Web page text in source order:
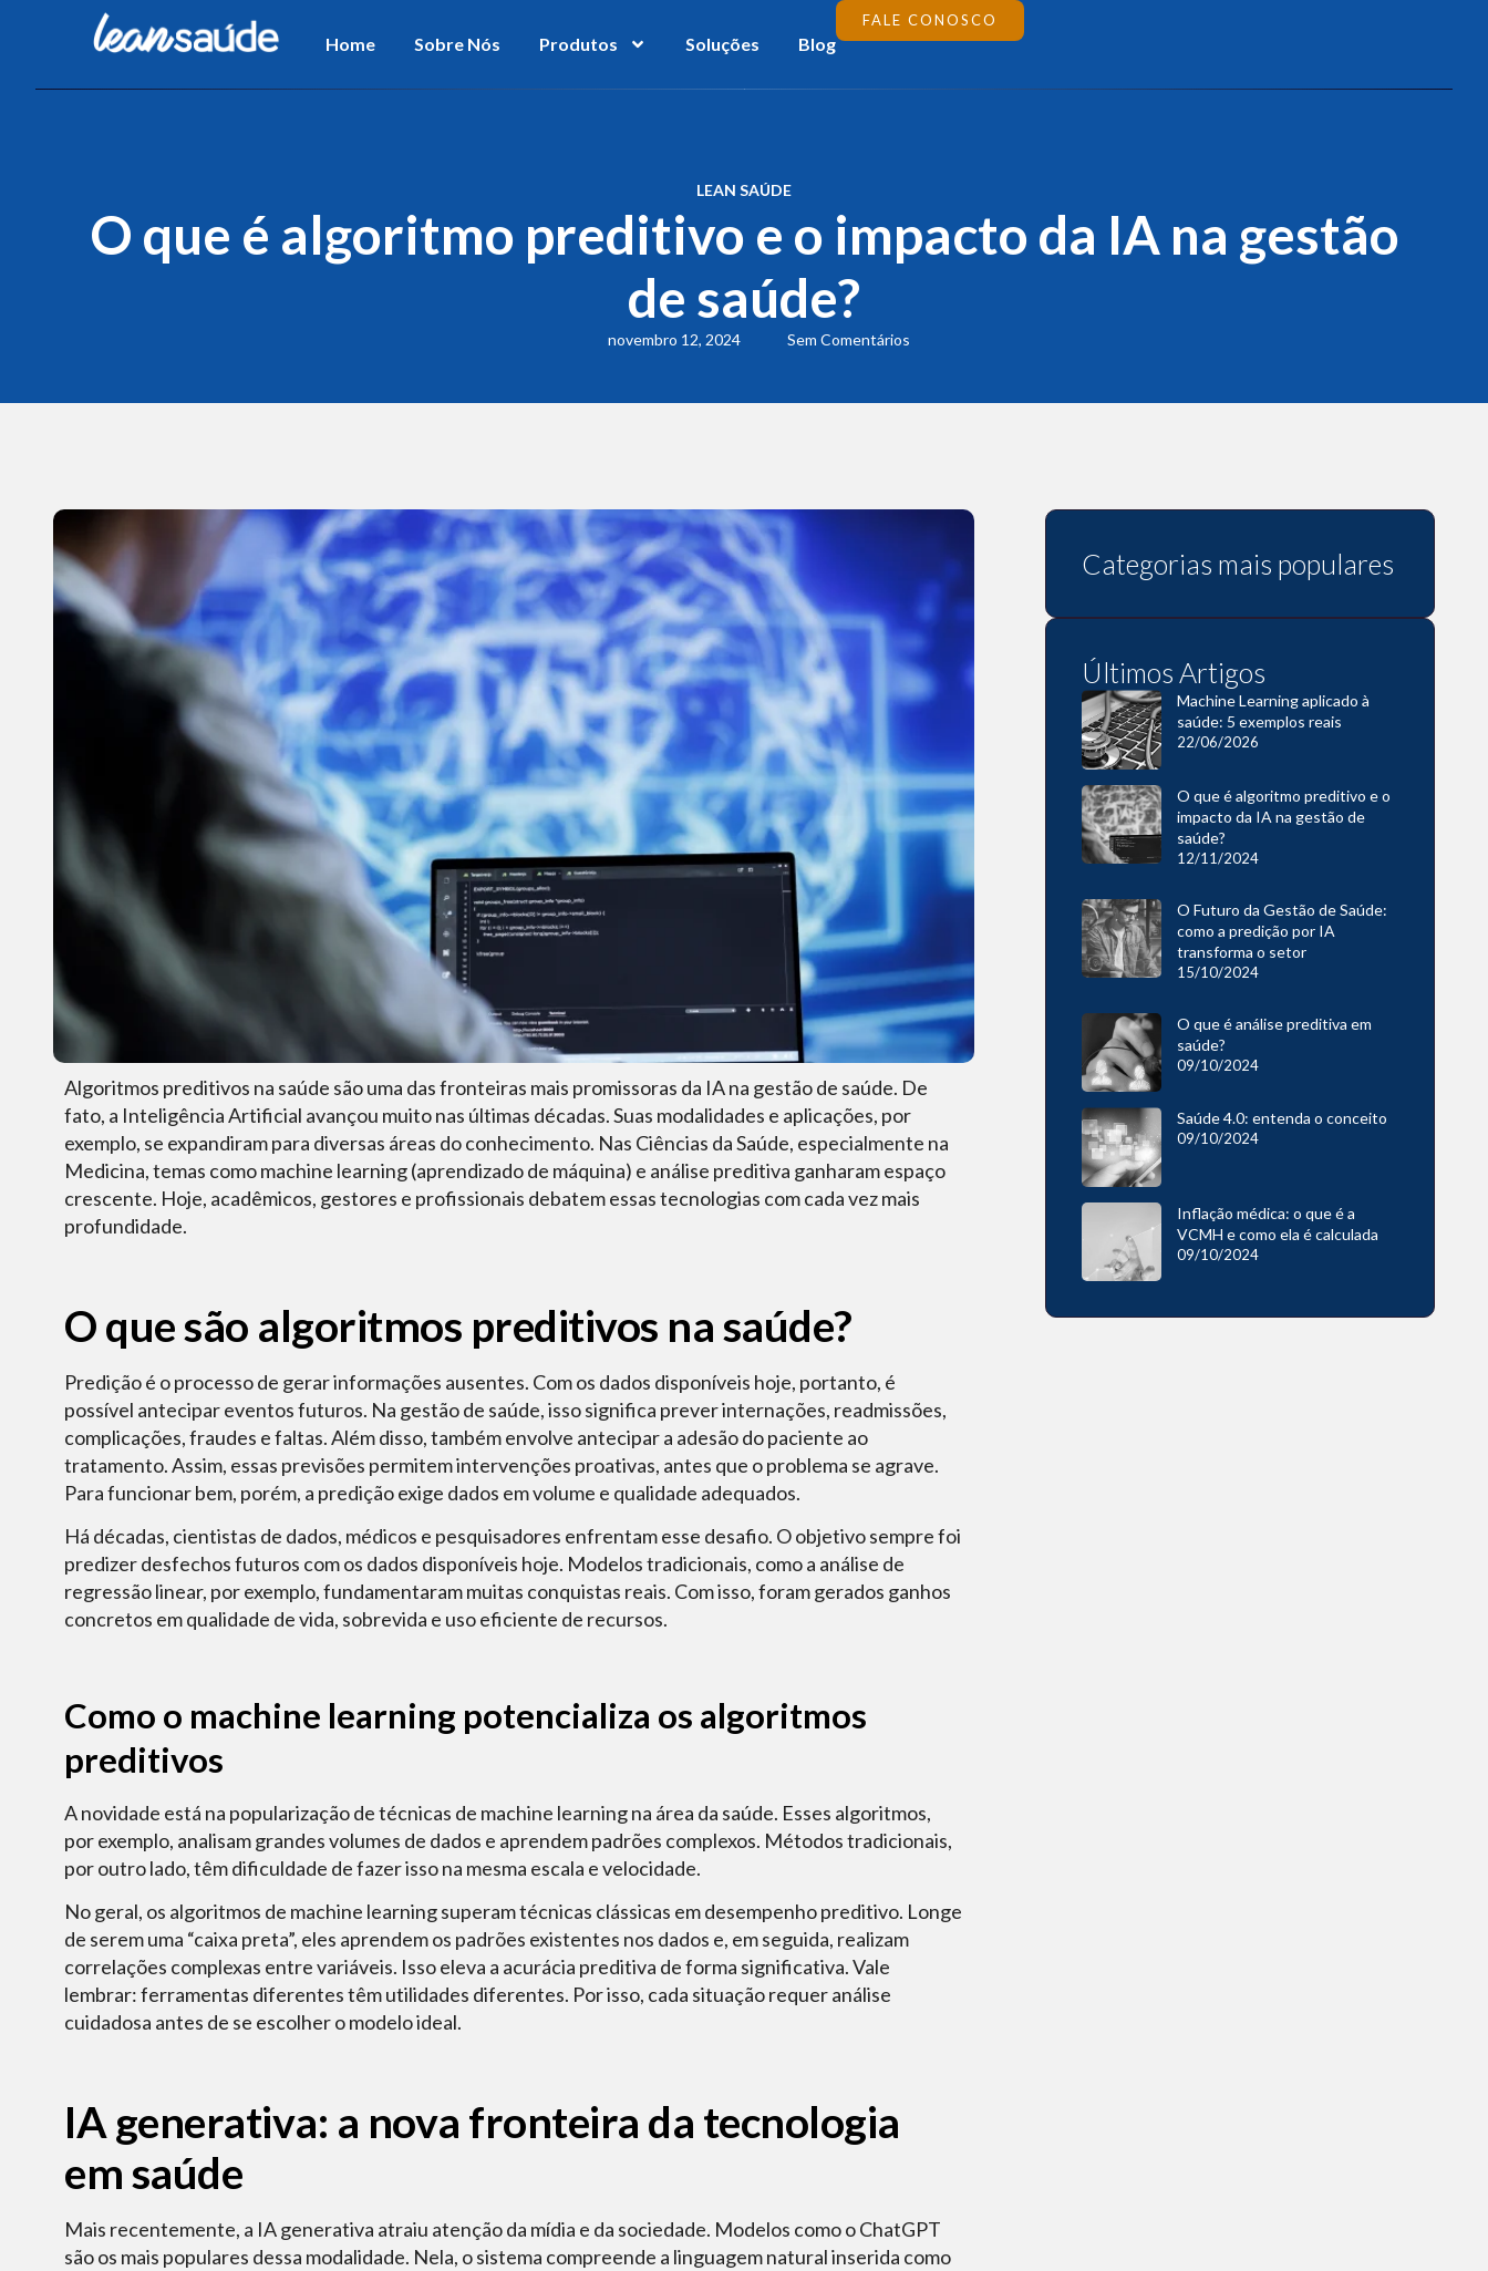
Home Sobre Nós Produtos Soluções Blog
FALE CONOSCO
LEAN SAÚDE
O que é algoritmo preditivo e o impacto da IA na gestão
de saúde?
novembro 12, 2024 Sem Comentários
Algoritmos preditivos na saúde são uma das fronteiras mais promissoras da IA na gestão de saúde. De
fato, a Inteligência Artificial avançou muito nas últimas décadas. Suas modalidades e aplicações, por
exemplo, se expandiram para diversas áreas do conhecimento. Nas Ciências da Saúde, especialmente na
Medicina, temas como machine learning (aprendizado de máquina) e análise preditiva ganharam espaço
crescente. Hoje, acadêmicos, gestores e profissionais debatem essas tecnologias com cada vez mais
profundidade.
O que são algoritmos preditivos na saúde?
Predição é o processo de gerar informações ausentes. Com os dados disponíveis hoje, portanto, é
possível antecipar eventos futuros. Na gestão de saúde, isso significa prever internações, readmissões,
complicações, fraudes e faltas. Além disso, também envolve antecipar a adesão do paciente ao
tratamento. Assim, essas previsões permitem intervenções proativas, antes que o problema se agrave.
Para funcionar bem, porém, a predição exige dados em volume e qualidade adequados.
Há décadas, cientistas de dados, médicos e pesquisadores enfrentam esse desafio. O objetivo sempre foi
predizer desfechos futuros com os dados disponíveis hoje. Modelos tradicionais, como a análise de
regressão linear, por exemplo, fundamentaram muitas conquistas reais. Com isso, foram gerados ganhos
concretos em qualidade de vida, sobrevida e uso eficiente de recursos.
Como o machine learning potencializa os algoritmos
preditivos
A novidade está na popularização de técnicas de machine learning na área da saúde. Esses algoritmos,
por exemplo, analisam grandes volumes de dados e aprendem padrões complexos. Métodos tradicionais,
por outro lado, têm dificuldade de fazer isso na mesma escala e velocidade.
No geral, os algoritmos de machine learning superam técnicas clássicas em desempenho preditivo. Longe
de serem uma “caixa preta”, eles aprendem os padrões existentes nos dados e, em seguida, realizam
correlações complexas entre variáveis. Isso eleva a acurácia preditiva de forma significativa. Vale
lembrar: ferramentas diferentes têm utilidades diferentes. Por isso, cada situação requer análise
cuidadosa antes de se escolher o modelo ideal.
IA generativa: a nova fronteira da tecnologia
em saúde
Mais recentemente, a IA generativa atraiu atenção da mídia e da sociedade. Modelos como o ChatGPT
são os mais populares dessa modalidade. Nela, o sistema compreende a linguagem natural inserida como
Categorias mais populares
Últimos Artigos
Machine Learning aplicado à
saúde: 5 exemplos reais
22/06/2026
O que é algoritmo preditivo e o
impacto da IA na gestão de
saúde?
12/11/2024
O Futuro da Gestão de Saúde:
como a predição por IA
transforma o setor
15/10/2024
O que é análise preditiva em
saúde?
09/10/2024
Saúde 4.0: entenda o conceito
09/10/2024
Inflação médica: o que é a
VCMH e como ela é calculada
09/10/2024